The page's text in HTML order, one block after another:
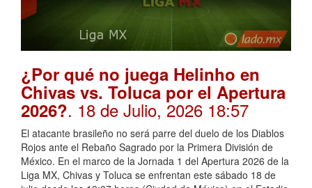
¿Por qué no juega Helinho en
Chivas vs. Toluca por el Apertura
2026?. 18 de Julio, 2026 18:57
El atacante brasileño no será parre del duelo de los Diablos
Rojos ante el Rebaño Sagrado por la Primera División de
México. En el marco de la Jornada 1 del Apertura 2026 de la
Liga MX, Chivas y Toluca se enfrentan este sábado 18 de